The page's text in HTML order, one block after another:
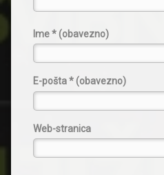
Ime* (obavezno)
E-pošta* (obavezno)
Web-stranica